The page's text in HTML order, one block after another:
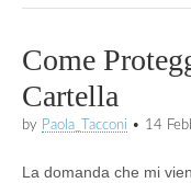
Come
Cartella
by Paola_Tacconi • 14
La domanda che mi